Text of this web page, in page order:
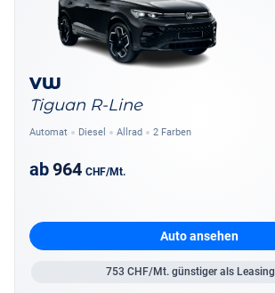
VW
Tiguan R-Line
Automat Diesel Allrad 2 Farben
ab964 CHF/Mt.
Auto ansehen
753 CHF/Mt. günstiger als Leasing